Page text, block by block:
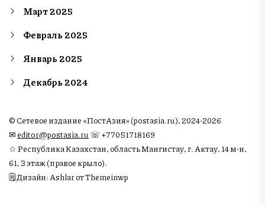
Март 2025
Февраль 2025
Январь 2025
Декабрь 2024
© Сетевое издание «ПостАзия» (postasia.ru), 2024-2026
✉︎editor@postasia.ru ☏ +77051718169
☆ Республика Казахстан, область Мангистау, г. Актау, 14 м-н,
61, 3 этаж (правое крыло).
🗒 Дизайн: Ashlar от Themeinwp